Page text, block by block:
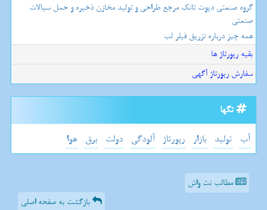
گروه صنعتی دپوت تانک مرجع طراحی و تولید مخازن ذخیره و حمل سیالات
صنعتی
همه چیز درباره تزریق فیلر لب
بقیه رپورتاژ ها
سفارش رپورتاژ آگهی
تگها
آب تولید بازار رپورتاژ آلودگی دولت برق هوا
مطالب نت واش
بازگشت به صفحه اصلی